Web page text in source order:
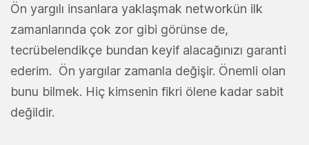
Ön yargılı insanlara yaklaşmak networkün ilk
zamanlarında çok zor gibi görünse de,
tecrübelendikçe bundan keyif alacağınızı garanti
ederim. Ön yargılar zamanla değişir. Önemli olan
bunu bilmek. Hiç kimsenin fikri ölene kadar sabit
değildir.